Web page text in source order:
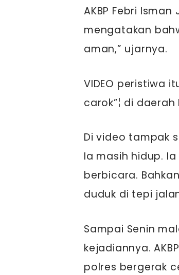
AKBP Febri
mengatakan
aman,” ujarnya.
VIDEO peristiwa
carok”¦ di daerah
Di video tampak
Ia masih hidup.
berbicara.
duduk di tepi
Sampai Senin
kejadiannya.
polres bergerak